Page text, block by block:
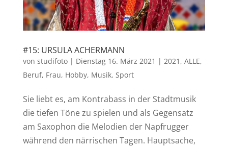
#15: URSULA ACHERMANN
von studifoto| Dienstag 16. März 2021 | 2021 , ALLE,
Beruf, Frau, Hobby, Musik, Sport
Sie liebt es, am Kontrabass in der Stadtmusik
die tiefen Töne zu spielen und als Gegensatz
am Saxophon die Melodien der Napfrugger
während den närrischen Tagen. Hauptsache,